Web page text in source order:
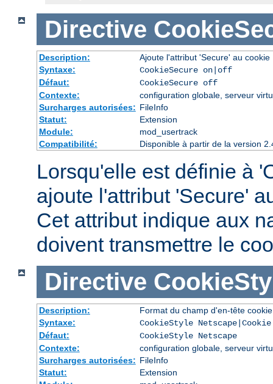
Directive
Description:
Ajoute l'attribut 'Secure' au cookie
Syntaxe:
CookieSecure on|off
Défaut:
CookieSecure off
Contexte:
configuration globale, serveur
Surcharges autorisées: FileInfo
Statut:
Extension
Module:
mod_usertrack
Compatibilité:
Disponible à partir de la version
Lorsqu'elle est définie à
ajoute l'attribut 'Secure'
Cet attribut indique aux
doivent transmettre le
Directive
Description:
Format du champ d'en-tête cookie
Syntaxe:
CookieStyle
Défaut:
CookieStyle Netscape
Contexte:
configuration globale, serveur
Surcharges autorisées: FileInfo
Statut:
Extension